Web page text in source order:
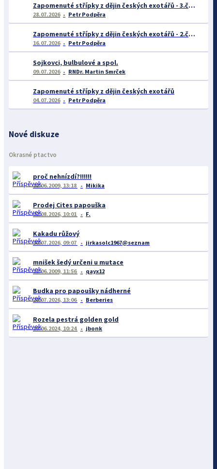
Zapomenuté střípky z dějin českých exotářů - 3.část
28.07.2026 Petr Podpěra
Zapomenuté střípky z dějin českých exotářů - 2.část
16.07.2026 Petr Podpěra
Sojkovci, bulbulové a spol.
09.07.2026 RNDr. Martin Smrček
Zapomenuté střípky z dějin českých exotářů
04.07.2026 Petr Podpěra
Nové diskuze
Okrasné ptactvo
proč nehnízdí?!!!!!!
12.06.2009, 13:18 Mikika
Prodej Cites papouška
02.08.2026, 10:01 F.
Kakadu růžový
30.07.2026, 09:07 jirkasolc1967@seznam
mnišek šedý určeni u mutace
11.06.2009, 11:56 qayx12
Budka pro papoušky nádherné
28.07.2026, 13:06 Berberies
Rozela pestrá golden gold
19.06.2024, 10:24 jbonk